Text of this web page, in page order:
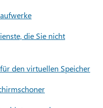
die Sie nicht
den virtuellen Speicher